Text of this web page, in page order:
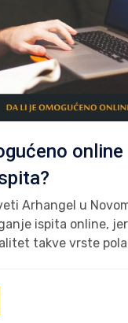
online
Arhangel u
ispita online,
takve vrste